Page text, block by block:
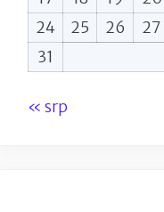
24
25 26 27
31
« srp